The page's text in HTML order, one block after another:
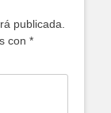
publicada.
con *